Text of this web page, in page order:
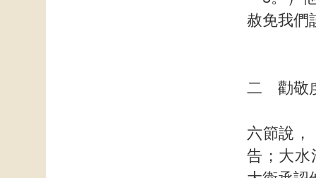
赦免我們
二 勸敬
六節說，
告；大水